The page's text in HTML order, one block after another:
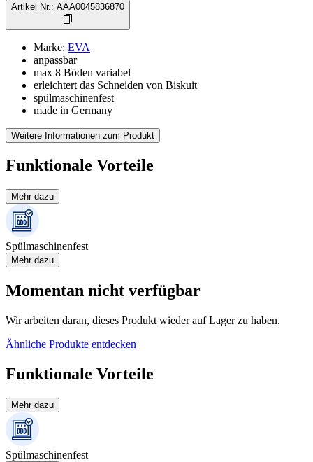
Artikel Nr. : AAA0045836870
Marke: EVA
anpassbar
max 8 Böden variabel
erleichtert das Schneiden von Biskuit
spülmaschinenfest
made in Germany
Weitere Informationen zum Produkt
Funktionale Vorteile
Mehr dazu
Spülmaschinenfest
Mehr dazu
Momentan nicht verfügbar
Wir arbeiten daran, dieses Produkt wieder auf Lager zu haben.
Ähnliche Produkte entdecken
Funktionale Vorteile
Mehr dazu
Spülmaschinenfest